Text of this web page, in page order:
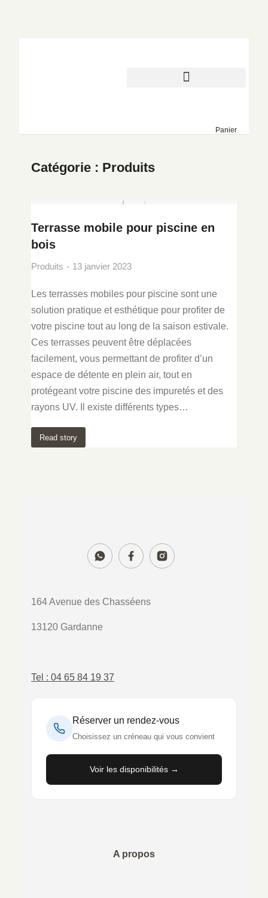
Panier
Catégorie : Produits
Terrasse mobile pour piscine en
bois
Produits 13 janvier 2023
Les terrasses mobiles pour piscine sont une
solution pratique et esthétique pour profiter de
votre piscine tout au long de la saison estivale.
Ces terrasses peuvent être déplacées
facilement, vous permettant de profiter d’un
espace de détente en plein air, tout en
protégeant votre piscine des impuretés et des
rayons UV. Il existe différents types…
Read story
164 Avenue des Chasséens
13120 Gardanne
Tel : 04 65 84 19 37
Réserver un rendez-vous
Choisissez un créneau qui vous convient
Voir les disponibilités →
A propos